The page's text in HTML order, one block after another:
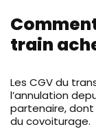
train
Les CGV du
l’annulation
partenaire,
du covoiturage.